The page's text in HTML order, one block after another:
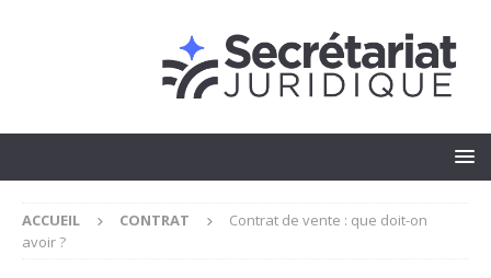
ACCUEIL CONTRAT
Contrat de vente : que doit-on
avoir ?